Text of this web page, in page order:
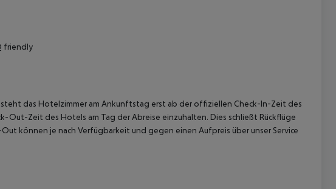
friendly
das Hotelzimmer am Ankunftstag erst ab der offiziellen Check-In-Zeit des
Zeit des Hotels am Tag der Abreise einzuhalten. Dies schließt Rückflüge
können je nach Verfügbarkeit und gegen einen Aufpreis über unser Service